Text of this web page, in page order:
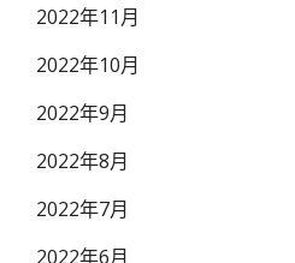
2022年11月
2022年10月
2022年9月
2022年8月
2022年7月
2022年6月